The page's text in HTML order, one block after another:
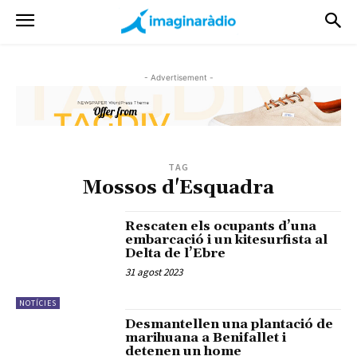
- Advertisement -
TAG
Mossos d'Esquadra
NOTÍCIES
Rescaten els ocupants d’una
embarcació i un kitesurfista al
Delta de l’Ebre
31 agost 2023
Desmantellen una plantació de
marihuana a Benifallet i
detenen un home